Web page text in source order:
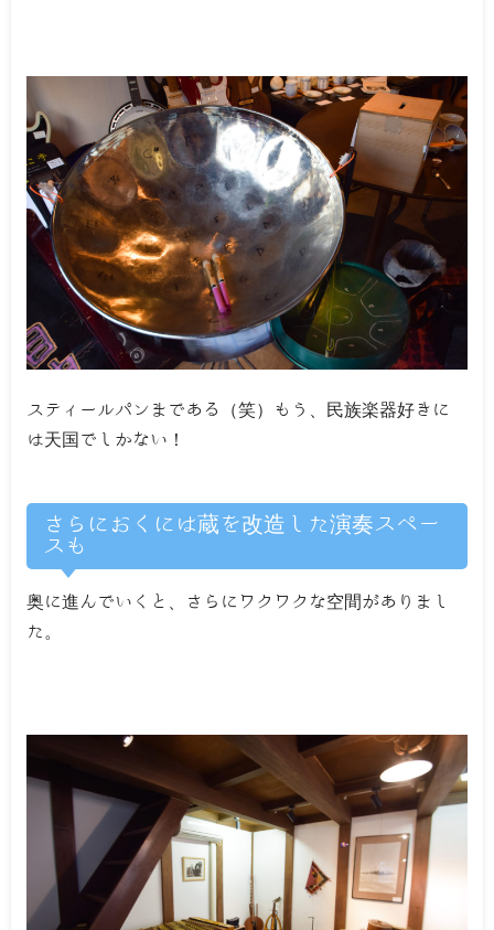
スティールパンまである（笑）もう、民族楽器好きに
は天国でしかない！
さらにおくには蔵を改造した演奏スペー
スも
奥に進んでいくと、さらにワクワクな空間がありまし
た。